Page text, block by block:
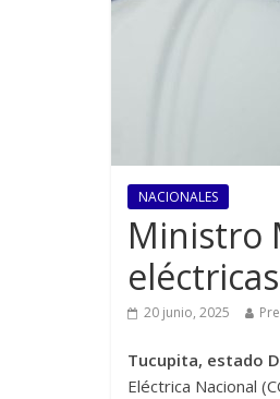
NACIONALES
Ministro
20 junio, 2025
Tucupita, estado
Eléctrica Nacional